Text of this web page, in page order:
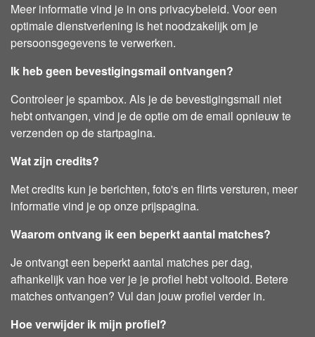
Meer informatie vind je in ons privacybeleid. Voor een
optimale dienstverlening is het noodzakelijk om je
persoonsgegevens te verwerken.
Ik heb geen bevestigingsmail ontvangen?
Controleer je spambox. Als je de bevestigingsmail niet
hebt ontvangen, vind je de optie om de email opnieuw te
verzenden op de startpagina.
Wat zijn credits?
Met credits kun je berichten, foto's en flirts versturen, meer
informatie vind je op onze prijspagina.
Waarom ontvang ik een beperkt aantal matches?
Je ontvangt een beperkt aantal matches per dag,
afhankelijk van hoe ver je je profiel hebt voltooid. Betere
matches ontvangen? Vul dan jouw profiel verder in.
Hoe verwijder ik mijn profiel?